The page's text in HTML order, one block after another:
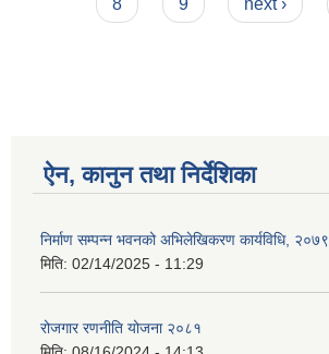
8
9 next ›
ऐन, कानुन तथा निर्देशिका
निर्माण सम्पन्न भवनको अभिलेखिकरण कार्यविधि, २०७९
मिति: 02/14/2025 - 11:29
रोजगार रणनीति योजना २०८१